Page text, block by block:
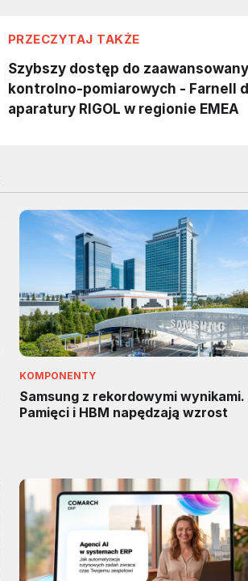
KOMPONENTY
Samsung z rekordowymi wynikami.
Pamięci i HBM napędzają wzrost